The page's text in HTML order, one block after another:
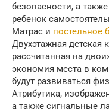
безопасности, а
ребенок
Матрас и постельное
Двухэтажная
рассчитанная на
экономия места в
будут развиваться
Атрибутика,
а также сигнальные